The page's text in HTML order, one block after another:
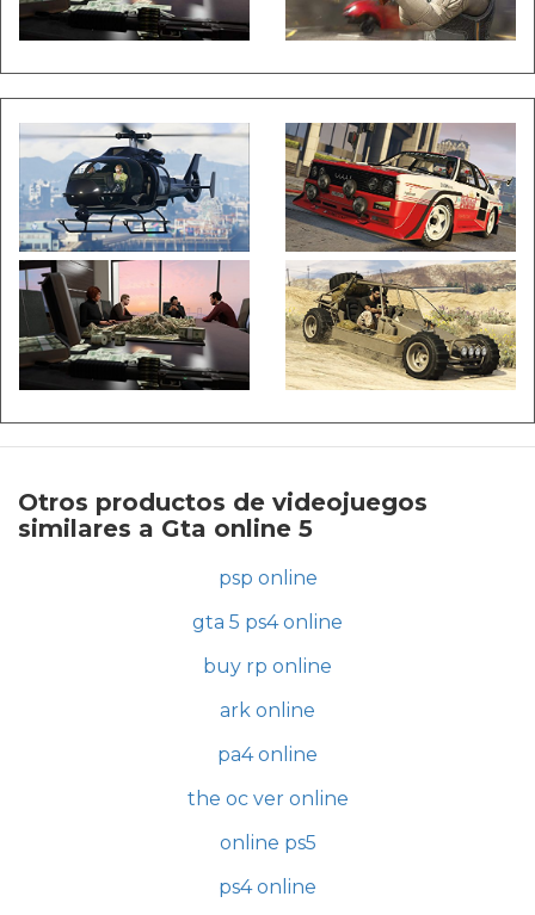
Otros productos de videojuegos
similares a Gta online 5
psp online
gta 5 ps4 online
buy rp online
ark online
pa4 online
the oc ver online
online ps5
ps4 online